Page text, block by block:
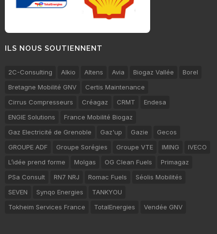
ILS NOUS SOUTIENNENT
2C-Consulting Alkio Altens Avia Biogaz Vallée
Borel
Bretagne Mobilité GNV
Certis Maintenance
Cirrus Compresseurs
Créagaz CRMT
Endesa
ENGIE Solutions
France Mobilité Biogaz
Gaz Electricité de Grenoble
Gaz'up Gazie
Gecos
GROUPE ADF
Groupe Sorégies Groupe VTE IMING
IVECO
L’idée prend forme
Molgas OG Clean Fuels
Primagaz
PSa Consult
RN7 NRJ Romac Fuels
Séolis Mobilités
SEVEN
Synqo Energies
TANKYOU
Tokheim Services France
TotalEnergies Vendée GNV